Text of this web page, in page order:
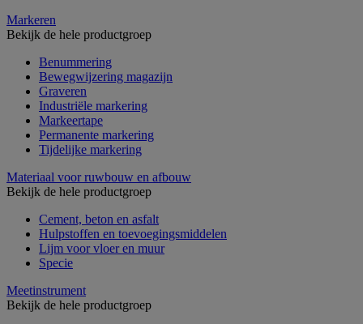
Markeren
Bekijk de hele productgroep
Benummering
Bewegwijzering magazijn
Graveren
Industriële markering
Markeertape
Permanente markering
Tijdelijke markering
Materiaal voor ruwbouw en afbouw
Bekijk de hele productgroep
Cement, beton en asfalt
Hulpstoffen en toevoegingsmiddelen
Lijm voor vloer en muur
Specie
Meetinstrument
Bekijk de hele productgroep